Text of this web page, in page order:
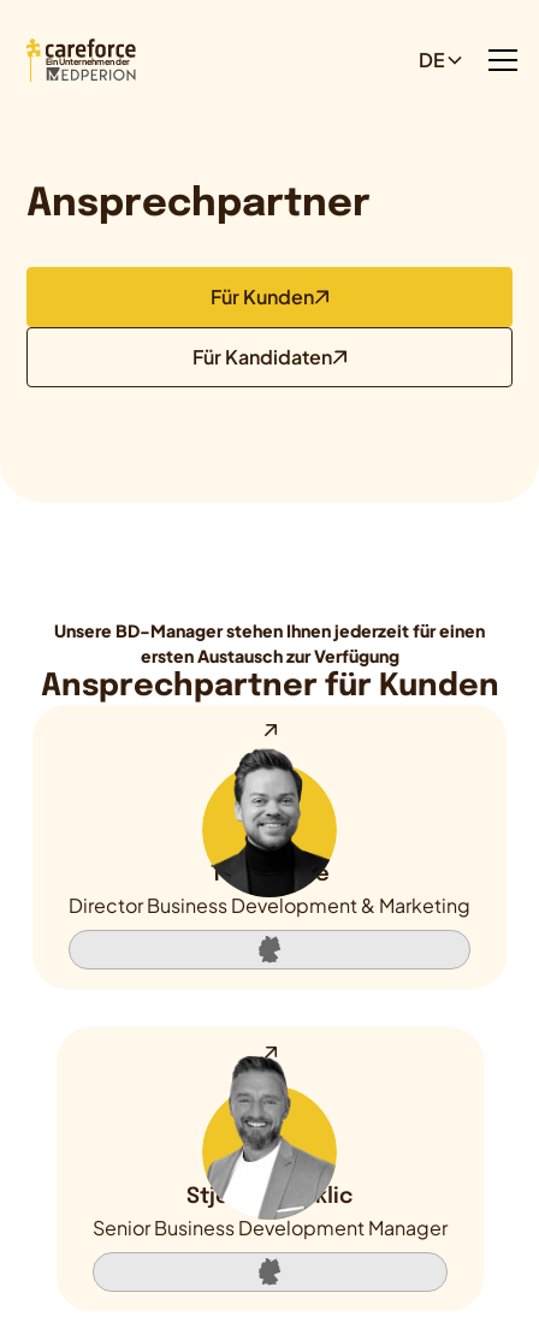
Ein Unternehmen der DE
Ansprechpartner
Für Kunden
Für Kandidaten
Unsere BD-Manager stehen Ihnen jederzeit für einen
ersten Austausch zur Verfügung
Ansprechpartner für Kunden
Tobias Frie
Director Business Development & Marketing
Stjepan Bijuklic
Senior Business Development Manager